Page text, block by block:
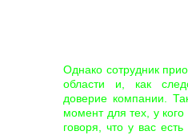
Однако сотрудник
области и, как
доверие компании.
момент для тех, у кого
говоря, что у вас